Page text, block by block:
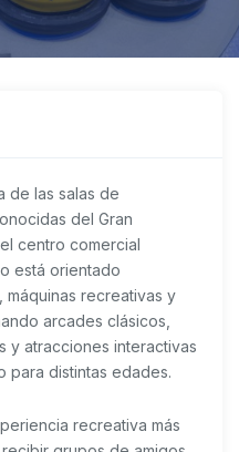
de las salas de
del Gran
centro comercial
está orientado
recreativas y
arcades clásicos,
y atracciones interactivas
para distintas edades.
recreativa más